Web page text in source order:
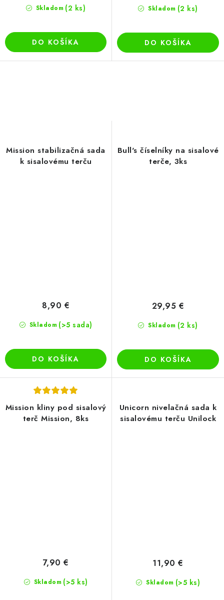
Skladom (2 ks)
DO KOŠÍKA
Skladom (2 ks)
DO KOŠÍKA
Mission stabilizačná sada
k sisalovému terču
Skladom (>5 sada)
8,90 €
DO KOŠÍKA
Bull's číselníky na sisalové
terče, 3ks
Skladom (2 ks)
29,95 €
DO KOŠÍKA
Mission kliny pod sisalový
terč Mission, 8ks
Skladom (>5 ks)
7,90 €
Unicorn nivelačná sada k
sisalovému terču Unilock
Skladom (>5 ks)
11,90 €